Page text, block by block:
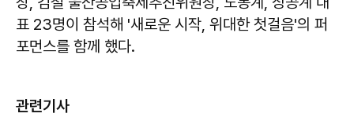
표 23명이 참석해 '새로운 시작, 위대한 첫걸음'의 퍼
포먼스를 함께 했다.
관련기사